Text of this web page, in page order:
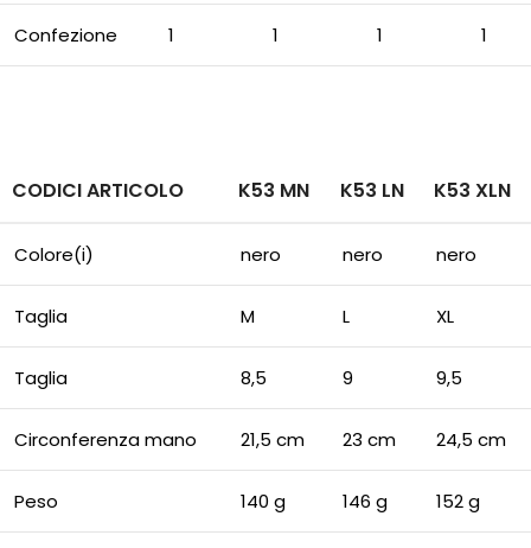
Confezione 1 1 1 1
CODICI ARTICOLO K53 MN K53 LN K53 XLN
Colore(i) nero nero nero
Taglia M L XL
Taglia 8,5 9 9,5
Circonferenza mano 21,5 cm 23 cm 24,5 cm
Peso 140 g 146 g 152 g